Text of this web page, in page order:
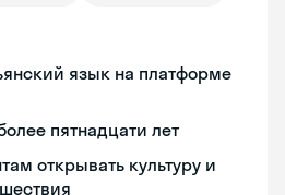
язык на платформе
пятнадцати лет
открывать культуру и